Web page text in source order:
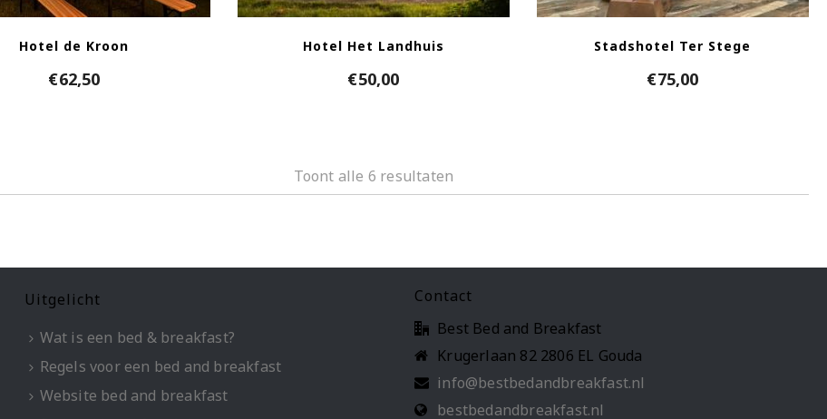
Hotel de Kroon
€62,50
Hotel Het Landhuis
€50,00
Stadshotel Ter Stege
€75,00
Toont alle 6 resultaten
Uitgelicht
Wat is een bed & breakfast?
Regels voor een bed and breakfast
Website bed and breakfast
Contact
Best Bed and Breakfast
Krugerlaan 82 2806 EL Gouda
info@bestbedandbreakfast.nl
bestbedandbreakfast.nl